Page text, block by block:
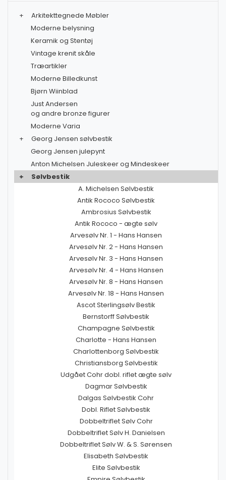
+
Arkitekttegnede Møbler
Moderne belysning
Keramik og Stentøj
Vintage krenit skåle
Træartikler
Moderne Billedkunst
Bjørn Wiinblad
Just Andersen
og andre bronze figurer
Moderne Varia
+
Georg Jensen sølvbestik
Georg Jensen julepynt
Anton Michelsen Juleskeer og Mindeskeer
+
Sølvbestik
A. Michelsen Sølvbestik
Antik Rococo Sølvbestik
Ambrosius Sølvbestik
Antik Rococo - ægte sølv
Arvesølv Nr. 1 - Hans Hansen
Arvesølv Nr. 2 - Hans Hansen
Arvesølv Nr. 3 - Hans Hansen
Arvesølv Nr. 4 - Hans Hansen
Arvesølv Nr. 8 - Hans Hansen
Arvesølv Nr. 18 - Hans Hansen
Ascot Sterlingsølv Bestik
Bernstorff Sølvbestik
Champagne Sølvbestik
Charlotte - Hans Hansen
Charlottenborg Sølvbestik
Christiansborg Sølvbestik
Udgået Cohr dobl. riflet ægte sølv
Dagmar Sølvbestik
Dalgas Sølvbestik Cohr
Dobl. Riflet Sølvbestik
Dobbeltriflet Sølv Cohr
Dobbeltriflet Sølv H. Danielsen
Dobbeltriflet Sølv W. & S. Sørensen
Elisabeth Sølvbestik
Elite Sølvbestik